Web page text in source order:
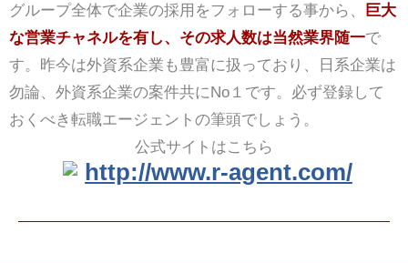
グループ全体で企業の採用をフォローする事から、
巨大
な営業チャネルを有し、その求人数は当然業界随一で
す。昨今は外資系企業も豊富に扱っており、日系企業は
勿論、外資系企業の案件共にNo１です。必ず登録して
おくべき転職エージェントの筆頭でしょう。
公式サイトはこちら
http://www.r-agent.com/